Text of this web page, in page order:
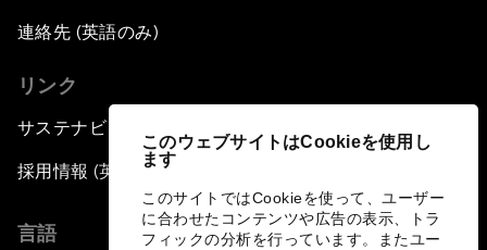
このウェブサイトはCookieを使用し
ます
このサイトではCookieを使って、ユーザー
に合わせたコンテンツや広告の表示、トラ
フィックの分析を行っています。またユー
連絡先 (英語のみ)
リンク
サステナビリティへの取り組み
採用情報 (英語のみ)
言語